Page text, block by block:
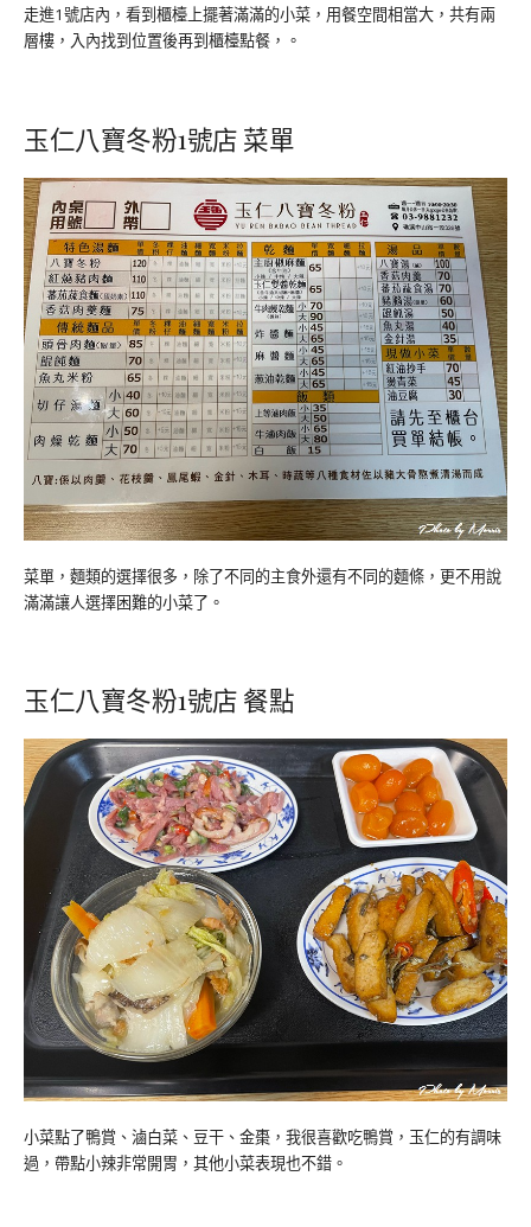
走進1號店內，看到櫃檯上擺著滿滿的小菜，用餐空間相當大，共有兩
層樓，入內找到位置後再到櫃檯點餐，。
玉仁八寶冬粉1號店 菜單
菜單，麵類的選擇很多，除了不同的主食外還有不同的麵條，更不用說
滿滿讓人選擇困難的小菜了。
玉仁八寶冬粉1號店 餐點
小菜點了鴨賞、滷白菜、豆干、金棗，我很喜歡吃鴨賞，玉仁的有調味
過，帶點小辣非常開胃，其他小菜表現也不錯。